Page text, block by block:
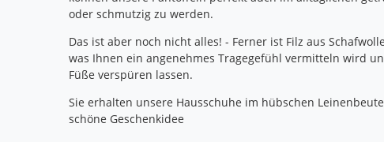
oder schmutzig zu werden.
Das ist aber noch nicht alles! - Ferner ist Filz aus
was Ihnen ein angenehmes Tragegefühl vermitteln wird
Füße verspüren lassen.
Sie erhalten unsere Hausschuhe im hübschen
schöne Geschenkidee